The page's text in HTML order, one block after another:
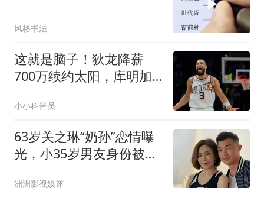
风格书法
这就是脑子！狄龙降薪
700万续约太阳，库明加
小小科普员
63岁关之琳“奶孙”恋情曝
光，小35岁男友身份被
洲洲影视娱评